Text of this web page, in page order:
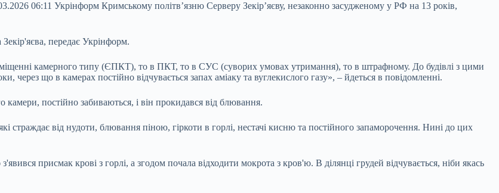
06:11 Укрінформ Кримському політв’язню Серверу Зекір’яєву, незаконно засудженому у РФ на 13 років,
передає Укрінформ.
камерного типу (ЄПКТ), то в ПКТ, то в СУС (суворих умовах утримання), то в штрафному. До будівлі з цими
що в камерах постійно відчувається запах аміаку та вуглекислого газу», – йдеться в повідомленні.
камери, постійно забиваються, і він прокидався від блювання.
страждає від нудоти, блювання піною, гіркоти в горлі, нестачі кисню та постійного запаморочення. Нині до цих
присмак крові з горлі, а згодом почала відходити мокрота з кров'ю. В ділянці грудей відчувається, ніби якась